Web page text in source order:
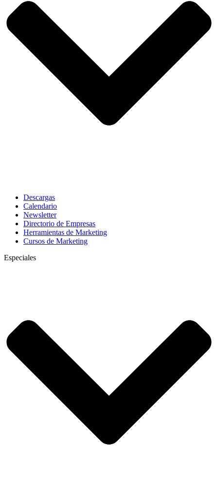
Descargas
Calendario
Newsletter
Directorio de Empresas
Herramientas de Marketing
Cursos de Marketing
Especiales